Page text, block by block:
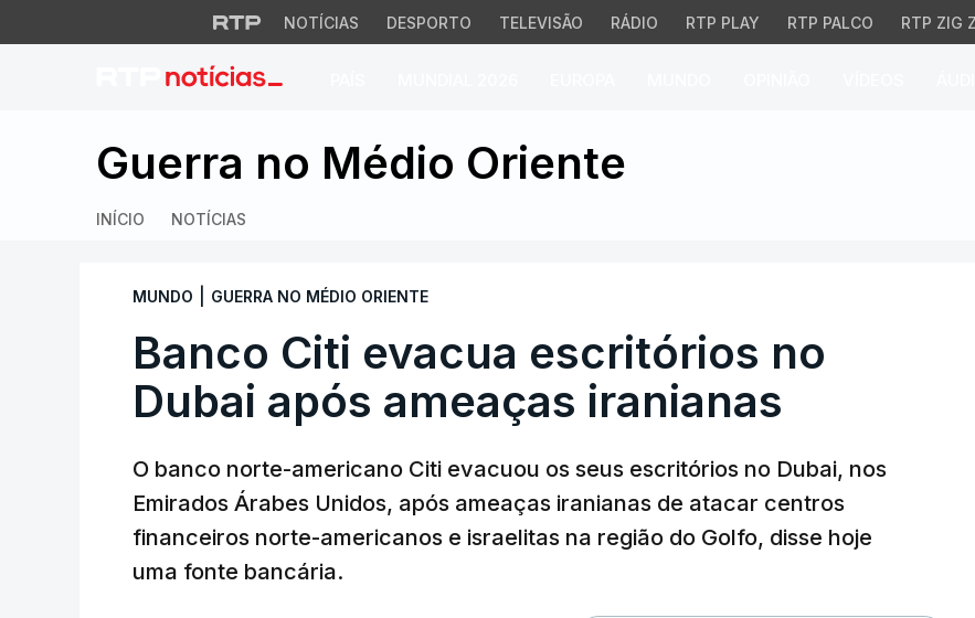
NOTÍCIAS DESPORTO TELEVISÃO RÁDIO RTP PLAY RTP PALCO RTP ZIG
Banco Citi evacua escritórios no Dubai
Guerra no Médio Oriente
INÍCIO NOTÍCIAS
MUNDO GUERRA NO MÉDIO ORIENTE
Banco Citi evacua escritórios no
Dubai após ameaças iranianas
O banco norte-americano Citi evacuou os seus escritórios no Dubai, nos
Emirados Árabes Unidos, após ameaças iranianas de atacar centros
financeiros norte-americanos e israelitas na região do Golfo, disse hoje
uma fonte bancária.